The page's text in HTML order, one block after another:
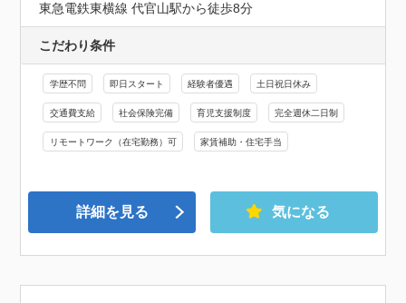
東急電鉄東横線 代官山駅から徒歩8分
こだわり条件
学歴不問 即日スタート 経験者優遇 土日祝日休み
交通費支給 社会保険完備 育児支援制度 完全週休二日制
リモートワーク（在宅勤務）可 家賃補助・住宅手当
詳細を見る 気になる